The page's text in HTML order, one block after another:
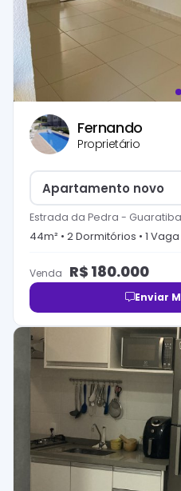
Fernando
Proprietário
Apartamento novo
Estrada da Pedra - Guaratiba
44m² • 2Dormitórios • 1 Vaga
Venda R$ 180.000
Enviar